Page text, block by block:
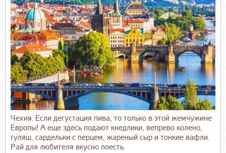
Чехия. Если дегустация пива, то только в этой жемчужине
Европы! А еще здесь подают кнедлики, вепрево колено,
гуляш, сардельки с перцем, жареный сыр и тонкие вафли.
Рай для любителя вкусно поесть.